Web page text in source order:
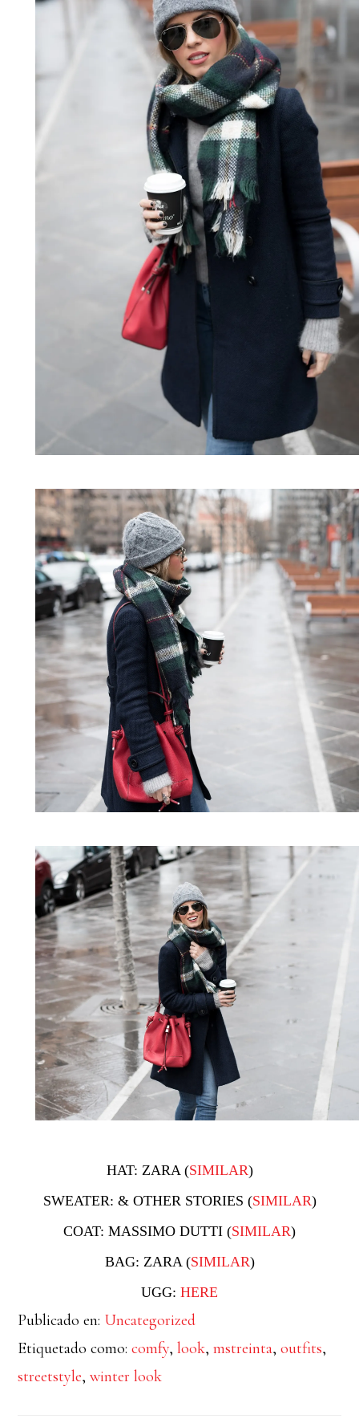
HAT: ZARA (SIMILAR)
SWEATER: & OTHER STORIES (SIMILAR)
COAT: MASSIMO DUTTI (SIMILAR)
BAG: ZARA (SIMILAR)
UGG: HERE
Publicado en: Uncategorized
Etiquetado como:comfy,look,mstreinta,outfits,
streetstyle,winter look